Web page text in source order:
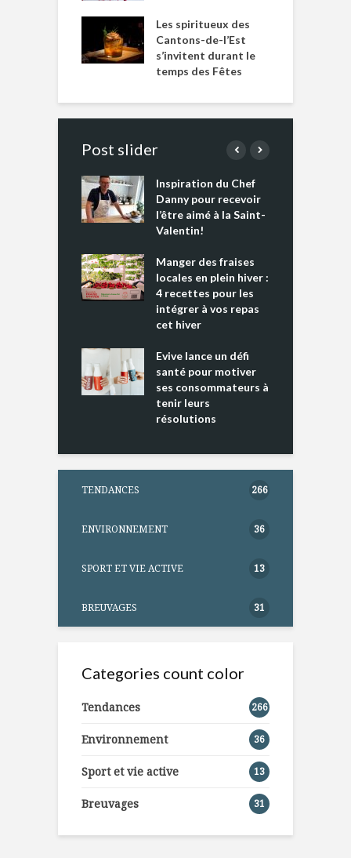
Les spiritueux des
Cantons-de-l’Est
s’invitent durant le
temps des Fêtes
Post slider
Inspiration du Chef
Danny pour recevoir
l’être aimé à la Saint-
Valentin!
Manger des fraises
locales en plein hiver :
4 recettes pour les
intégrer à vos repas
cet hiver
Evive lance un défi
santé pour motiver
ses consommateurs à
tenir leurs
résolutions
TENDANCES 266
ENVIRONNEMENT 36
SPORT ET VIE ACTIVE 13
BREUVAGES 31
Categories count color
Tendances 266
Environnement 36
Sport et vie active 13
Breuvages 31